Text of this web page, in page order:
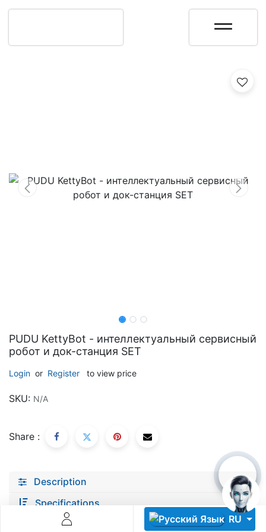
RU
PUDU KettyBot - интеллектуальный сервисный
робот и док-станция SET
Login or Register to view price
SKU: N/A
Share :
Description
Specifications
Descoperă RiA Ecosystem
Monitorizare în timp real și analiză date
Scalabil de la 1 robot la zeci de unități